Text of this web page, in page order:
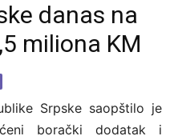
danas na
miliona KM
Srpske saopštilo je
borački dodatak i